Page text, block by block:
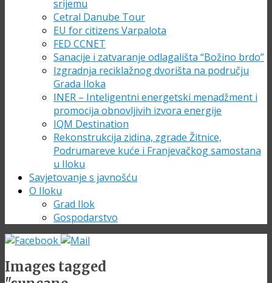
srijemu
Cetral Danube Tour
EU for citizens Varpalota
FED CCNET
Sanacije i zatvaranje odlagališta “Božino brdo”
Izgradnja reciklažnog dvorišta na području
Grada Iloka
INER – Inteligentni energetski menadžment i
promocija obnovljivih izvora energije
IQM Destination
Rekonstrukcija zidina, zgrade Žitnice,
Podrumareve kuće i Franjevačkog samostana
u Iloku
Savjetovanje s javnošću
O Iloku
Grad Ilok
Gospodarstvo
Images tagged